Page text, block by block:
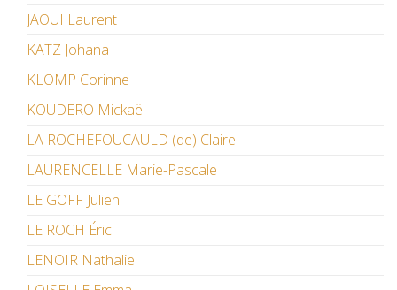
JAOUI Laurent
KATZ Johana
KLOMP Corinne
KOUDERO Mickaël
LA ROCHEFOUCAULD (de) Claire
LAURENCELLE Marie-Pascale
LE GOFF Julien
LE ROCH Éric
LENOIR Nathalie